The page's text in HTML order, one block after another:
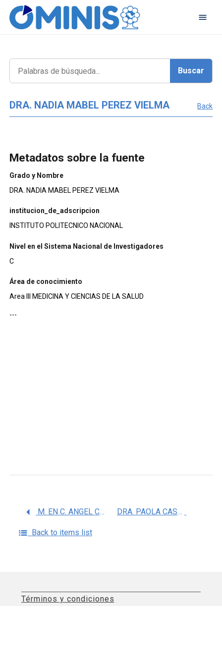
DRA. NADIA MABEL PEREZ VIELMA Back
Metadatos sobre la fuente
Grado y Nombre
DRA. NADIA MABEL PEREZ VIELMA
institucion_de_adscripcion
INSTITUTO POLITECNICO NACIONAL
Nivel en el Sistema Nacional de Investigadores
C
Área de conocimiento
Area III MEDICINA Y CIENCIAS DE LA SALUD
---
M. EN C. ANGEL CHAVEZ MENDOZA DRA. PAOLA CASTILLO JUAREZ
Back to items list
Términos y condiciones